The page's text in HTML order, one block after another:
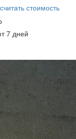
стоимость
7 дней